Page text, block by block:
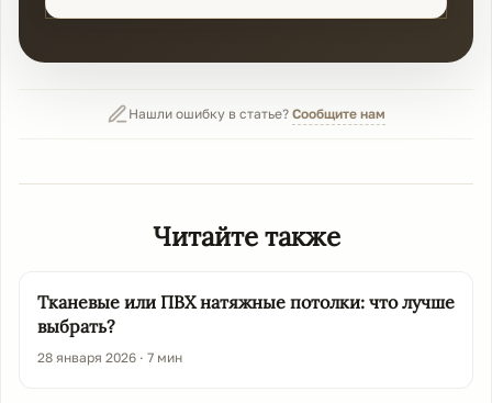
Нашли ошибку в статье? Сообщите нам
Читайте также
Тканевые или ПВХ натяжные потолки: что лучше
выбрать?
28 января 2026 · 7 мин